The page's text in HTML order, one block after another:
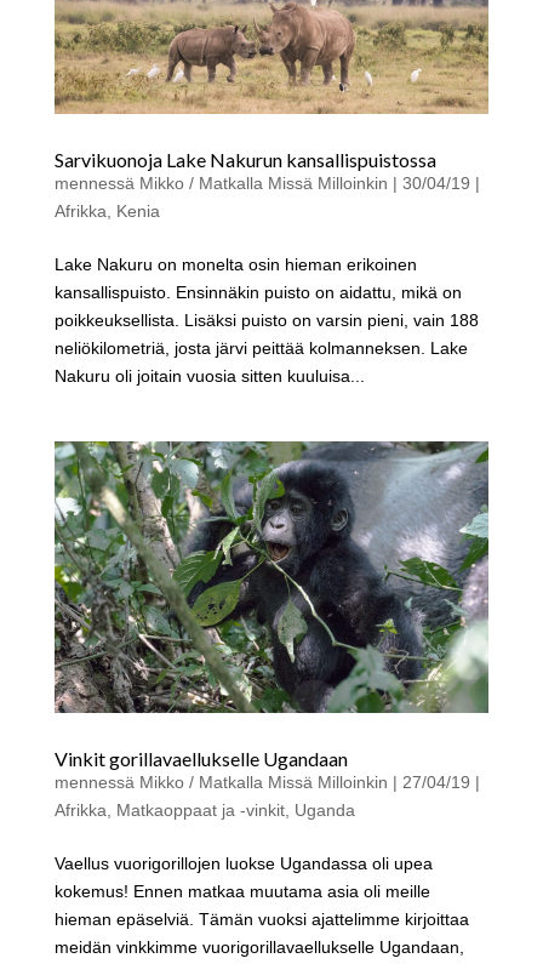
Sarvikuonoja Lake Nakurun kansallispuistossa
mennessä Mikko / Matkalla Missä Milloinkin | 30/04/19 |
Afrikka
Kenia
Lake Nakuru on monelta osin hieman erikoinen
kansallispuisto. Ensinnäkin puisto on aidattu, mikä on
poikkeuksellista. Lisäksi puisto on varsin pieni, vain 188
neliökilometriä, josta järvi peittää kolmanneksen. Lake
Nakuru oli joitain vuosia sitten kuuluisa...
Vinkit gorillavaellukselle Ugandaan
mennessä Mikko / Matkalla Missä Milloinkin | 27/04/19 |
Afrikka
Matkaoppaat ja -vinkit, Uganda
Vaellus vuorigorillojen luokse Ugandassa oli upea
kokemus! Ennen matkaa muutama asia oli meille
hieman epäselviä. Tämän vuoksi ajattelimme kirjoittaa
meidän vinkkimme vuorigorillavaellukselle Ugandaan,